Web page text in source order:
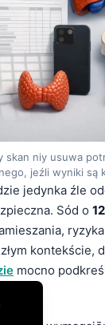
skan niy usuwa
jeźli wyniki są
jedynka źle
Sód o
kontekście,
mocno